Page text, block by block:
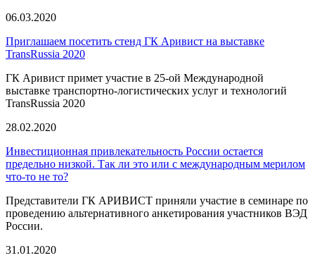
06.03.2020
Приглашаем посетить стенд ГК Аривист на выставке
TransRussia 2020
ГК Аривист примет участие в 25-ой Международной
выставке транспортно-логистических услуг и технологий
TransRussia 2020
28.02.2020
Инвестиционная привлекательность России остается
предельно низкой. Так ли это или с международным мерилом
что-то не то?
Представители ГК АРИВИСТ приняли участие в семинаре по
проведению альтернативного анкетирования участников ВЭД
России.
31.01.2020